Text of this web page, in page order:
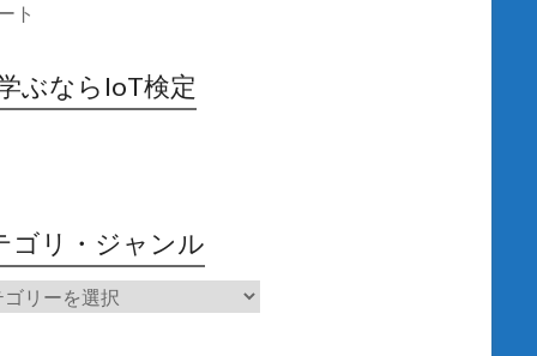
ト
ぶならIoT検定
ゴリ・ジャンル